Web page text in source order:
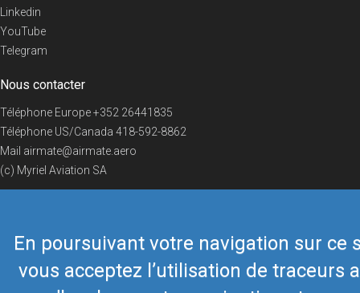
En poursuivant votre navigation sur ce
vous acceptez l’utilisation de traceurs
Linkedin
YouTube
Telegram
Nous contacter
Téléphone Europe+352 26441835
Téléphone US/Canada 418-592-8862
Mail airmate@airmate.aero
(c) Myriel Aviation SA
© 2019 Airmate - Conditions d'utilisation - Vie privée Back to top